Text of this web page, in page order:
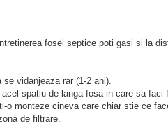
fosei septice poti gasi si la
vidanjeaza rar (1-2 ani).
spatiu de langa fosa in care sa faci
o monteze cineva care chiar stie ce
de filtrare.